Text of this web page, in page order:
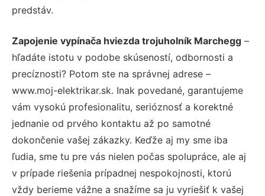
predstáv.
Zapojenie vypínača hviezda trojuholník Marchegg –
hľadáte istotu v podobe skúseností, odbornosti a
precíznosti? Potom ste na správnej adrese –
www.moj-elektrikar.sk. Inak povedané, garantujeme
vám vysokú profesionalitu, serióznosť a korektné
jednanie od prvého kontaktu až po samotné
dokončenie vašej zákazky. Keďže aj my sme iba
ľudia, sme tu pre vás nielen počas spolupráce, ale aj
v prípade riešenia prípadnej nespokojnosti, ktorú
vždy berieme vážne a snažíme sa ju vyriešiť k vašej